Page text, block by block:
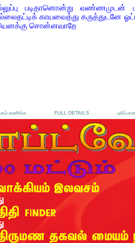
படிதானொன்று வண்ணமுடன்
காயவைத்து கருத்துடனே
சொன்னவாறே
கணிக்க FULL DETAILS